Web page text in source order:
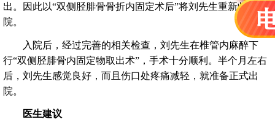
出。因此以“双侧胫腓骨骨折内固定术后”将刘先生重新收住入
院。
入院后，经过完善的相关检查，刘先生在椎管内麻醉下
行“双侧胫腓骨内固定物取出术”，手术十分顺利。半个月左右
后，刘先生感觉良好，而且伤口处疼痛减轻，就准备正式出
院。
医生建议